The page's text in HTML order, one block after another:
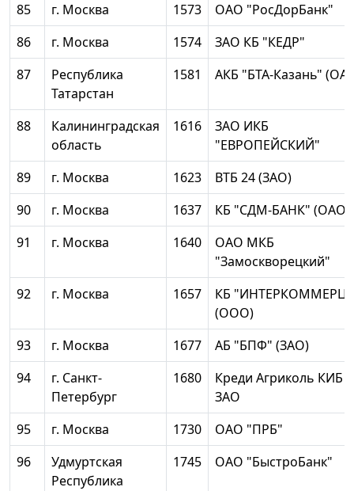
85 г. Москва 1573
ОАО "РосДорБанк"
86
г. Москва 1574
ЗАО КБ "КЕДР"
87
Республика
Татарстан
1581 АКБ "БТА-Казань"
88
Калининградская
область
1616
ЗАО ИКБ
"ЕВРОПЕЙСКИЙ"
89
г. Москва 1623
ВТБ 24 (ЗАО)
90
г. Москва 1637
КБ "СДМ-БАНК" (ОАО)
91
г. Москва 1640
ОАО МКБ
"Замоскворецкий"
92
г. Москва 1657
КБ "ИНТЕРКОММЕРЦ"
(ООО)
93
г. Москва 1677
АБ "БПФ" (ЗАО)
94
г. Санкт-
Петербург
1680
Креди Агриколь КИБ
ЗАО
95
г. Москва 1730
ОАО "ПРБ"
96
Удмуртская
Республика
1745 ОАО "БыстроБанк"